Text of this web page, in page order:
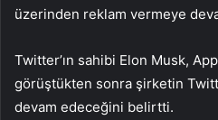
üzerinden reklam vermeye
Twitter’ın sahibi Elon Musk,
görüştükten sonra şirketin
devam edeceğini belirtti.